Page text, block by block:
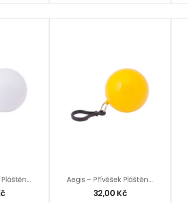
Aegis – Přívěšek Pláštěnka Aegis – Přívěšek Pláštěnka
32,00 Kč